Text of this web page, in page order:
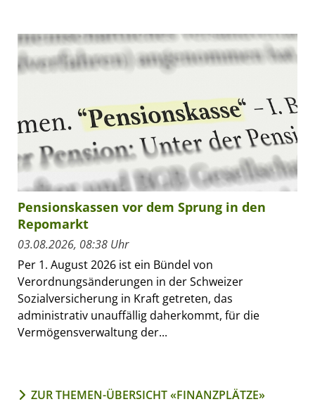
Pensionskassen vor dem Sprung in den
Repomarkt
03.08.2026, 08:38 Uhr
Per 1. August 2026 ist ein Bündel von
Verordnungsänderungen in der Schweizer
Sozialversicherung in Kraft getreten, das
administrativ unauffällig daherkommt, für die
Vermögensverwaltung der...
ZUR THEMEN-ÜBERSICHT «FINANZPLÄTZE»